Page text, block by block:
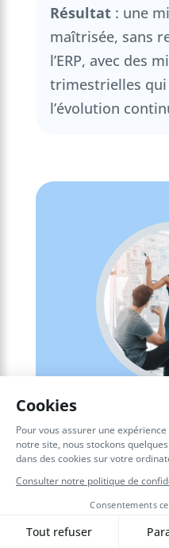
Résultat: une
maîtrisée, sans
l’ERP, avec des
trimestrielles
l’évolution
Webinar
votre SI
prêt pour
Face aux